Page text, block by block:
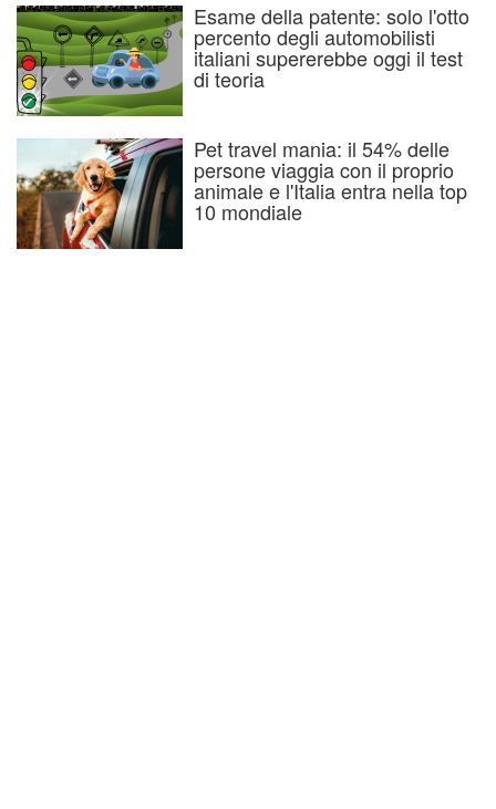
Esame della patente: solo l'otto
percento degli automobilisti
italiani supererebbe oggi il test
di teoria
Pet travel mania: il 54% delle
persone viaggia con il proprio
animale e l'Italia entra nella top
10 mondiale